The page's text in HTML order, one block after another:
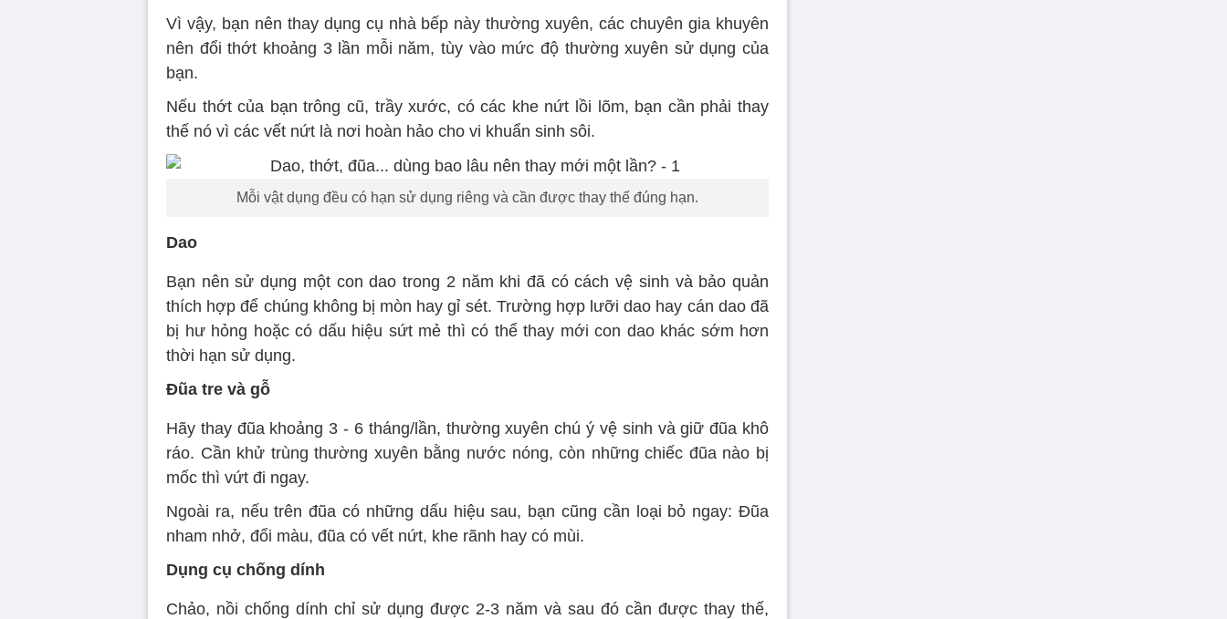
Vì vậy, bạn nên thay dụng cụ nhà bếp này thường xuyên, các chuyên gia khuyên
nên đổi thớt khoảng 3 lần mỗi năm, tùy vào mức độ thường xuyên sử dụng của
bạn.
Nếu thớt của bạn trông cũ, trầy xước, có các khe nứt lồi lõm, bạn cần phải thay
thế nó vì các vết nứt là nơi hoàn hảo cho vi khuẩn sinh sôi.
Mỗi vật dụng đều có hạn sử dụng riêng và cần được thay thế đúng hạn.
Dao
Bạn nên sử dụng một con dao trong 2 năm khi đã có cách vệ sinh và bảo quản
thích hợp để chúng không bị mòn hay gỉ sét. Trường hợp lưỡi dao hay cán dao đã
bị hư hỏng hoặc có dấu hiệu sứt mẻ thì có thể thay mới con dao khác sớm hơn
thời hạn sử dụng.
Đũa tre và gỗ
Hãy thay đũa khoảng 3 - 6 tháng/lần, thường xuyên chú ý vệ sinh và giữ đũa khô
ráo. Cần khử trùng thường xuyên bằng nước nóng, còn những chiếc đũa nào bị
mốc thì vứt đi ngay.
Ngoài ra, nếu trên đũa có những dấu hiệu sau, bạn cũng cần loại bỏ ngay: Đũa
nham nhở, đổi màu, đũa có vết nứt, khe rãnh hay có mùi.
Dụng cụ chống dính
Chảo, nồi chống dính chỉ sử dụng được 2-3 năm và sau đó cần được thay thế,